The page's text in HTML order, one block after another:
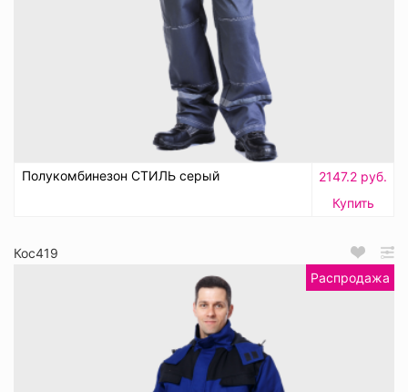
Полукомбинезон СТИЛЬ серый
2147.2 руб.
Купить
Кос419
Распродажа